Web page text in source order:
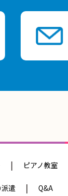
ピアノ教室
遣 Q&A